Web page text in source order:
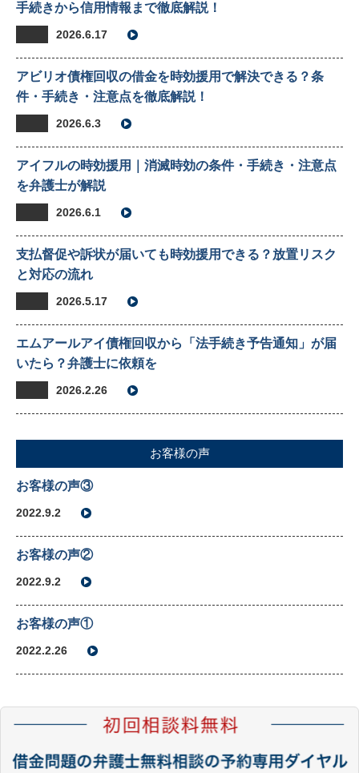
手続きから信用情報まで徹底解説！
2026.6.17
アビリオ債権回収の借金を時効援用で解決できる？条
件・手続き・注意点を徹底解説！
2026.6.3
アイフルの時効援用｜消滅時効の条件・手続き・注意点
を弁護士が解説
2026.6.1
支払督促や訴状が届いても時効援用できる？放置リスク
と対応の流れ
2026.5.17
エムアールアイ債権回収から「法手続き予告通知」が届
いたら？弁護士に依頼を
2026.2.26
お客様の声
お客様の声③
2022.9.2
お客様の声②
2022.9.2
お客様の声①
2022.2.26